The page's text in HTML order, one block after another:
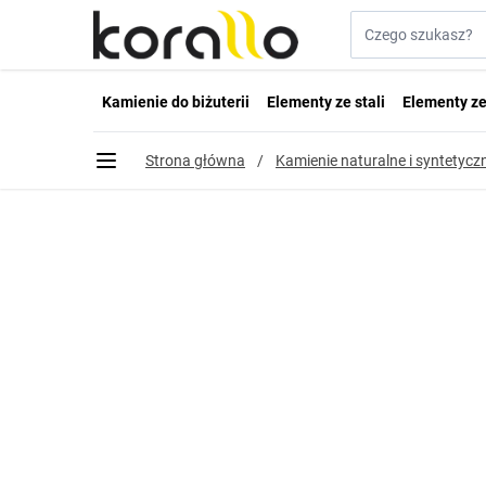
Przejdź do treści
Kamienie do biżuterii Elementy ze stali Elementy
Strona główna / Kamienie naturalne i